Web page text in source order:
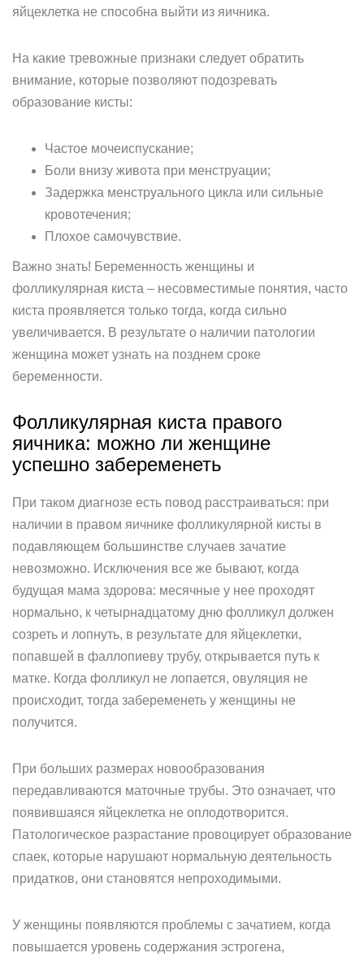
яйцеклетка не способна выйти из яичника.
На какие тревожные признаки следует обратить
внимание, которые позволяют подозревать
образование кисты:
Частое мочеиспускание;
Боли внизу живота при менструации;
Задержка менструального цикла или сильные
кровотечения;
Плохое самочувствие.
Важно знать! Беременность женщины и
фолликулярная киста – несовместимые понятия, часто
киста проявляется только тогда, когда сильно
увеличивается. В результате о наличии патологии
женщина может узнать на позднем сроке
беременности.
Фолликулярная киста правого
яичника: можно ли женщине
успешно забеременеть
При таком диагнозе есть повод расстраиваться: при
наличии в правом яичнике фолликулярной кисты в
подавляющем большинстве случаев зачатие
невозможно. Исключения все же бывают, когда
будущая мама здорова: месячные у нее проходят
нормально, к четырнадцатому дню фолликул должен
созреть и лопнуть, в результате для яйцеклетки,
попавшей в фаллопиеву трубу, открывается путь к
матке. Когда фолликул не лопается, овуляция не
происходит, тогда забеременеть у женщины не
получится.
При больших размерах новообразования
передавливаются маточные трубы. Это означает, что
появившаяся яйцеклетка не оплодотворится.
Патологическое разрастание провоцирует образование
спаек, которые нарушают нормальную деятельность
придатков, они становятся непроходимыми.
У женщины появляются проблемы с зачатием, когда
повышается уровень содержания эстрогена,